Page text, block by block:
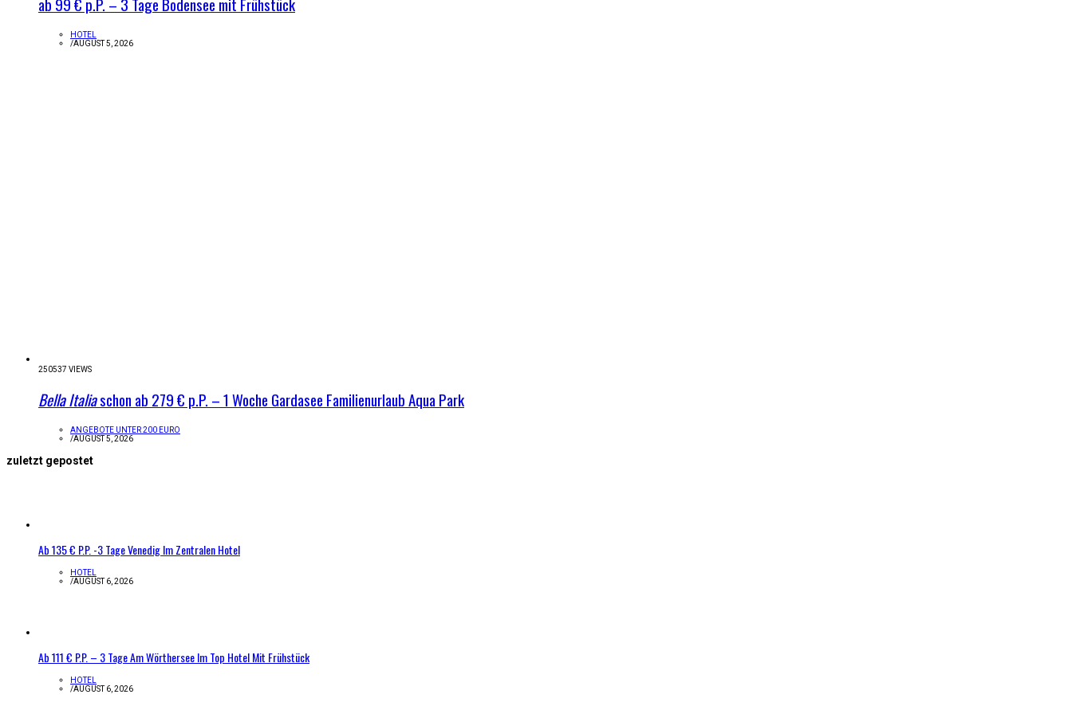
HOTEL
/AUGUST 5, 2026
250537 VIEWS
Bella Italiaschon ab 279 € p.P. – 1 Woche Gardasee Familienurlaub Aqua Park
ANGEBOTE UNTER 200 EURO
/AUGUST 5, 2026
zuletzt gepostet
Ab 135 € P.P. -3 Tage Venedig Im Zentralen Hotel
HOTEL
/AUGUST 6, 2026
Ab 111 € P.P. – 3 Tage Am Wörthersee Im Top Hotel Mit Frühstück
HOTEL
/AUGUST 6, 2026